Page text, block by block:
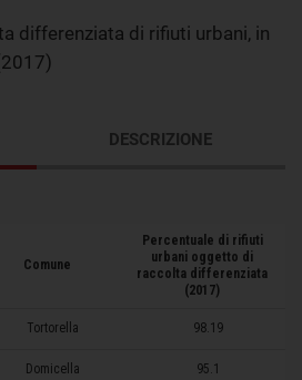
differenziata di rifiuti urbani, in
DESCRIZIONE